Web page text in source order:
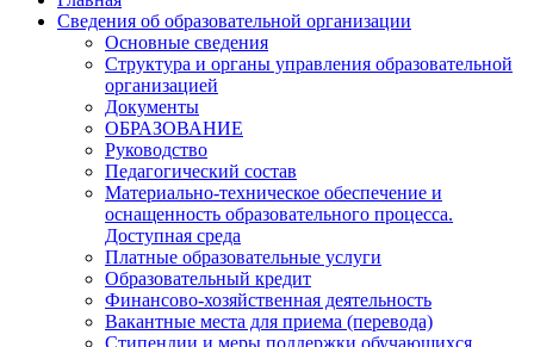
Сведения об образовательной организации
Основные сведения
Структура и органы управления образовательной
организацией
Документы
ОБРАЗОВАНИЕ
Руководство
Педагогический состав
Материально-техническое обеспечение и
оснащенность образовательного процесса.
Доступная среда
Платные образовательные услуги
Образовательный кредит
Финансово-хозяйственная деятельность
Вакантные места для приема (перевода)
Стипендии и меры поддержки обучающихся